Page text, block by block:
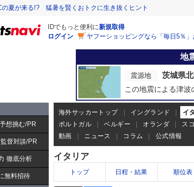
の夏が来る!? 猛暑を賢くおトクに生き抜くヒント
IDでもっと便利に新規取得
ログイン
ヤフーショッピングなら「毎日5％」
地
震源地 茨城県
この地震による津
想挑む/PR
督対談/PR
徹底分析
無料招待
海外サッカートップ イングランド イ
ポルトガル
ベルギー オランダ ス
動画
ニュース コラム 公式情報
イタリア
トップ 日程・結果 順位表